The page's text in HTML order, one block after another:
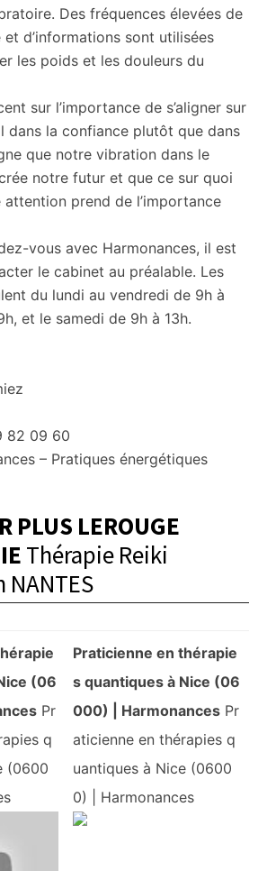
Des fréquences élevées de
et d’informations sont utilisées
les poids et les douleurs du
sur l’importance de s’aligner sur
dans la confiance plutôt que dans
que notre vibration dans le
notre futur et que ce sur quoi
prend de l’importance
vous avec Harmonances, il est
le cabinet au préalable. Les
du lundi au vendredi de 9h à
et le samedi de 9h à 13h.
82 09 60
– Pratiques énergétiques
PLUS LEROUGE
Thérapie Reiki
(06
Pr
q
(0600
Praticienne en thérapie
s quantiques à Nice (06
000) | Harmonances Pr
aticienne en thérapies q
uantiques à Nice (0600
0) | Harmonances